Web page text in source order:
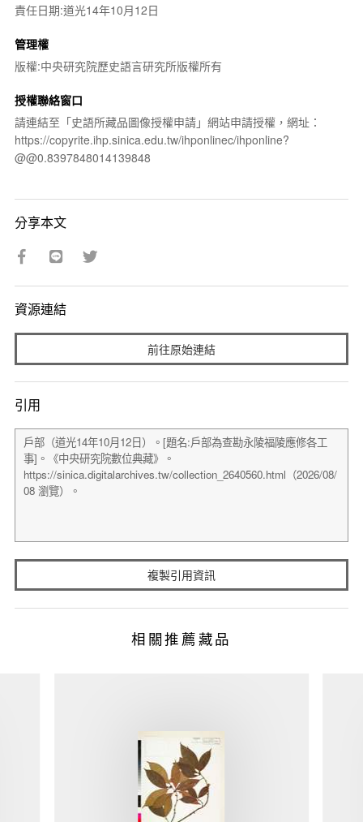
責任日期:道光14年10月12日
管理權
版權:中央研究院歷史語言研究所版權所有
授權聯絡窗口
請連結至「史語所藏品圖像授權申請」網站申請授權，網址：
https://copyrite.ihp.sinica.edu.tw/ihponlinec/ihponline?
@@0.8397848014139848
分享本文
資源連結
前往原始連結
引用
複製引用資訊
相關推薦藏品